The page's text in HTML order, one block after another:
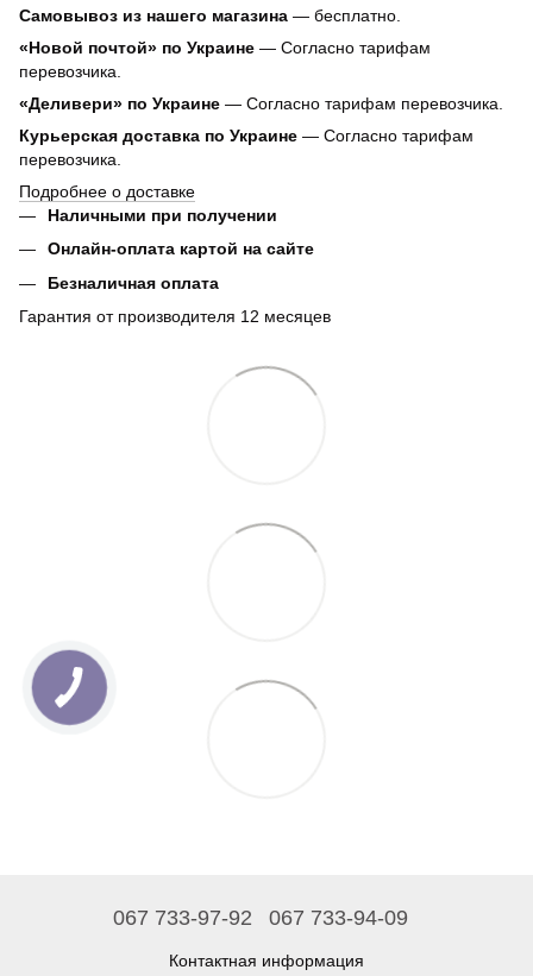
Самовывоз из нашего магазина — бесплатно.
«Новой почтой» по Украине — Согласно тарифам
перевозчика.
«Деливери» по Украине — Согласно тарифам перевозчика.
Курьерская доставка по Украине — Согласно тарифам
перевозчика.
Подробнее о доставке
Наличными при получении
Онлайн-оплата картой на сайте
Безналичная оплата
Гарантия от производителя 12 месяцев
067 733-97-92 067 733-94-09
Контактная информация